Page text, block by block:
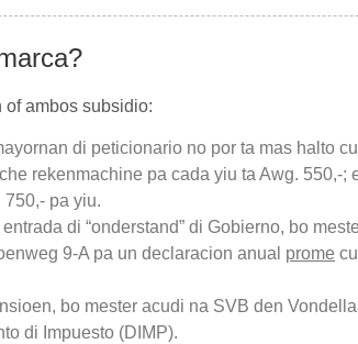
of ambos subsidio:
di peticionario no por ta mas halto
rekenmachine pa cada yiu ta Awg. 550,-;
750,- pa yiu.
di “onderstand” di Gobierno, bo
9-A pa un declaracion anual prome
bo mester acudi na SVB den
di Impuesto (DIMP).